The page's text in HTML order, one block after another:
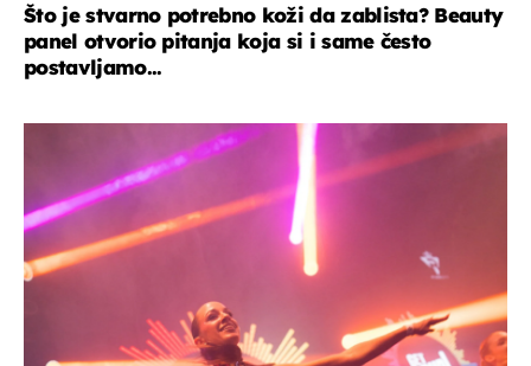
Što je stvarno potrebno koži da zablista? Beauty
panel otvorio pitanja koja si i same često
postavljamo...